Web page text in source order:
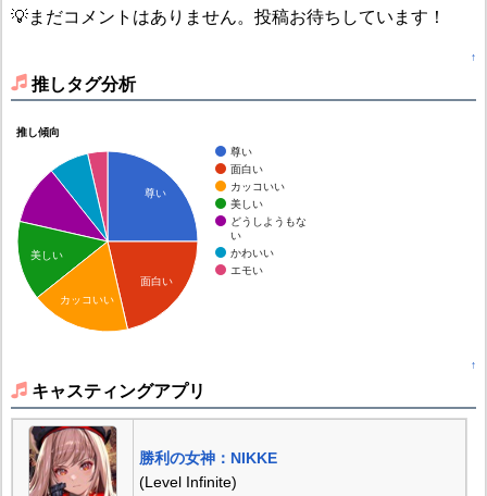
💡まだコメントはありません。投稿お待ちしています！
↑
推しタグ分析
推し傾向
尊い
面白い
カッコいい
美しい
どうしようもな
い
かわいい
エモい
尊い
面白い
美しい
カッコいい
↑
キャスティングアプリ
勝利の女神：NIKKE
(Level Infinite)